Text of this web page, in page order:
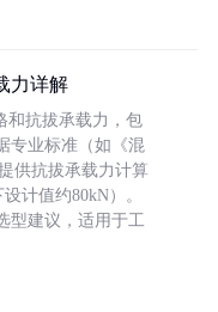
力详解
和抗拔承载力，包
专业标准（如《混
供抗拔承载力计算
计值约80kN）。
型建议，适用于工